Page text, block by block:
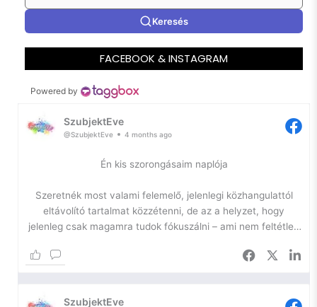
Keresés
FACEBOOK & INSTAGRAM
Powered by
SzubjektEve
@SzubjektEve 4 months ago
Én kis szorongásaim naplója
Szeretnék most valami felemelő, jelenlegi közhangulattól
eltávolító tartalmat közzétenni, de az a helyzet, hogy
jelenleg csak magamra tudok fókuszálni – ami nem feltétlen
hogy naplózzam a lelkem, hátha ennyivel is sikerül
SzubjektEve